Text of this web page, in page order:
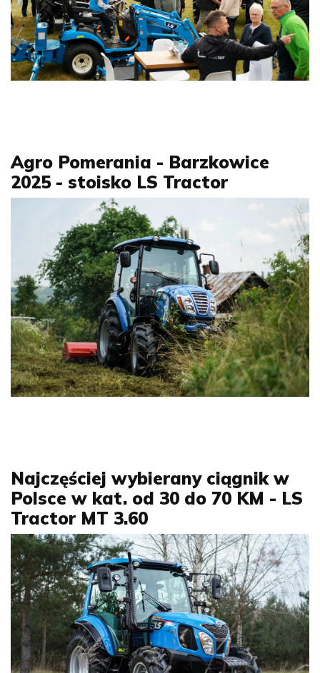
Agro Pomerania - Barzkowice
2025 - stoisko LS Tractor
Najczęściej wybierany ciągnik w
Polsce w kat. od 30 do 70 KM - LS
Tractor MT 3.60